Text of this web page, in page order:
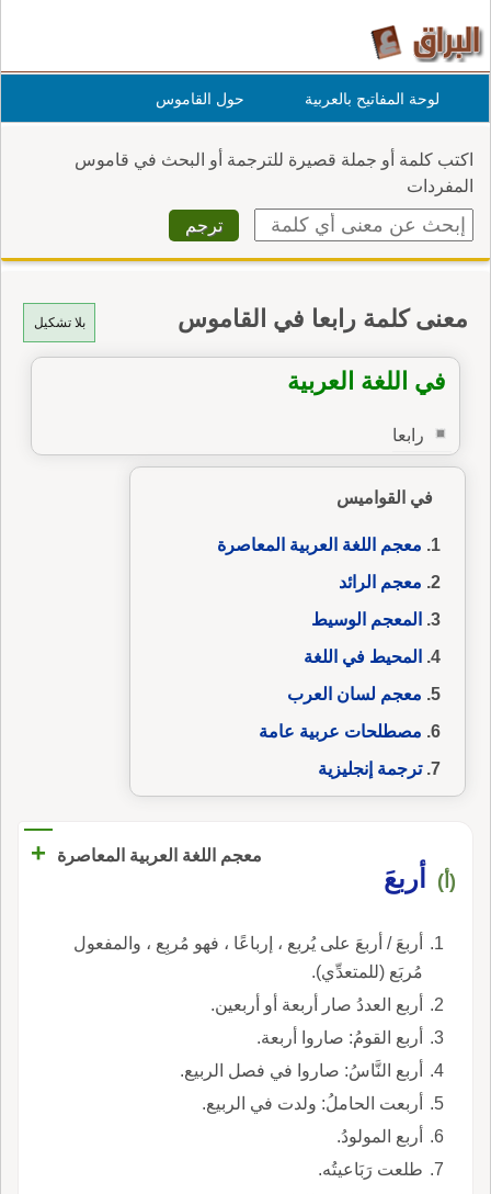
لوحة المفاتيح بالعربية حول القاموس
اكتب كلمة أو جملة قصيرة للترجمة أو البحث في قاموس
المفردات
بلا تشكيل معنى كلمة رابعا في القاموس
في اللغة العربية
رابعا
في القواميس
معجم اللغة العربية المعاصرة
معجم الرائد
المعجم الوسيط
المحيط في اللغة
معجم لسان العرب
مصطلحات عربية عامة
ترجمة إنجليزية
معجم اللغة العربية المعاصرة +
(أ) أربعَ
أربعَ / أربعَ على يُربع ، إرباعًا ، فهو مُربِع ، والمفعول
مُربَع (للمتعدِّي).
أربع العددُ صار أربعة أو أربعين.
أربع القومُ: صاروا أربعة.
أربع النَّاسُ: صاروا في فصل الربيع.
أربعت الحاملُ: ولدت في الربيع.
أربع المولودُ.
طلعت رَبَاعيتُه.